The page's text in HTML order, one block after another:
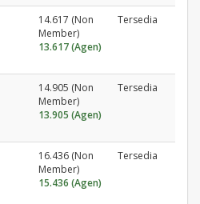
14.617 (Non
Member)
13.617 (Agen)
Tersedia
14.905 (Non
Member)
13.905 (Agen)
Tersedia
16.436 (Non
Member)
15.436 (Agen)
Tersedia